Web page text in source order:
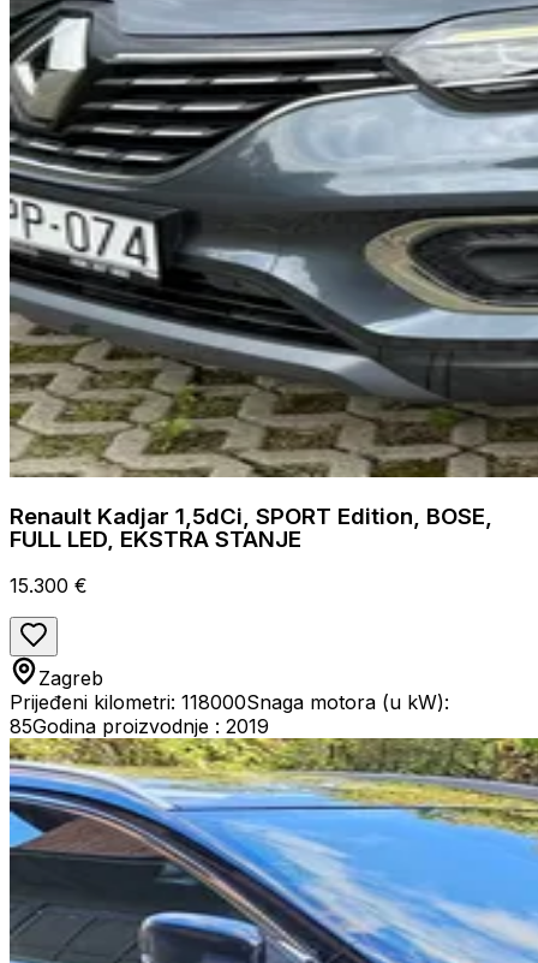
Renault Kadjar 1,5dCi, SPORT Edition, BOSE,
FULL LED, EKSTRA STANJE
15.300 €
Zagreb
Prijeđeni kilometri: 118000Snaga motora (u kW):
85Godina proizvodnje : 2019